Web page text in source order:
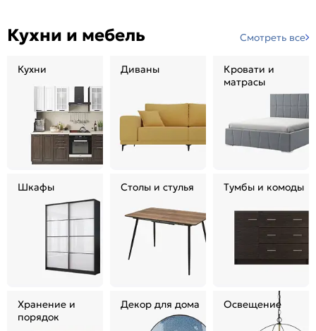
Кухни и мебель Смотреть все
Кухни Диваны
Кровати и
матрасы
Шкафы Столы и стулья Тумбы и комоды
Хранение и
порядок
Декор для дома Освещение